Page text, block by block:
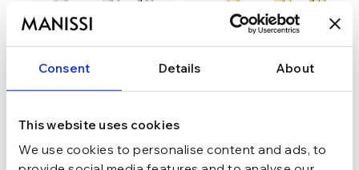
Consent Details About
This website uses cookies
We use cookies to personalise content and ads, to
Cercei din argint Manissi
Bold Octagon Silver
Cercei din argint Manissi
Bold Octagon Gold